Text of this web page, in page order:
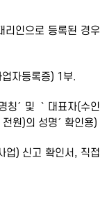
인으로 등록된 경우
자등록증) 1부.
´ 및 ｀대표자(수인
원)의 성명´ 확인용)
) 신고 확인서, 직접